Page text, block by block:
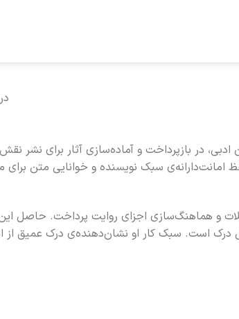
در بازپرداخت و آماده‌سازی آثار برای نشر
امانت‌دارانه‌ی سبک نویسنده و خوانایی متن
و هماهنگ‌سازی اجزای روایت پرداخت. حاصل
درک است. سبک کار او نشان‌دهنده‌ی درک عمیق از